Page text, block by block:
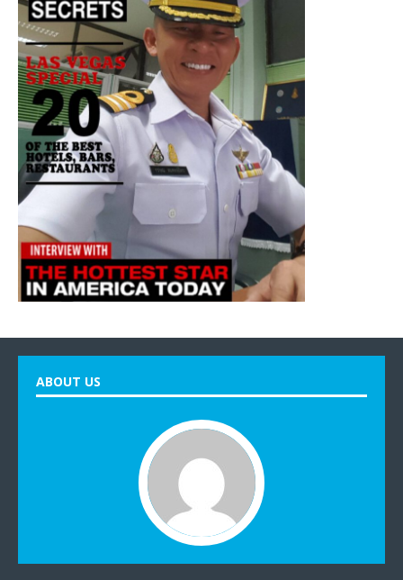
ABOUT US